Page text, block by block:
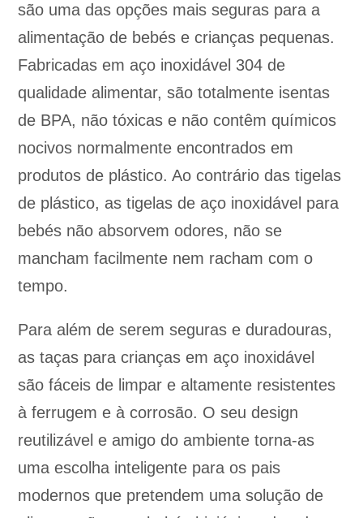
são uma das opções mais seguras para a
alimentação de bebés e crianças pequenas.
Fabricadas em aço inoxidável 304 de
qualidade alimentar, são totalmente isentas
de BPA, não tóxicas e não contêm químicos
nocivos normalmente encontrados em
produtos de plástico. Ao contrário das tigelas
de plástico, as tigelas de aço inoxidável para
bebés não absorvem odores, não se
mancham facilmente nem racham com o
tempo.
Para além de serem seguras e duradouras,
as taças para crianças em aço inoxidável
são fáceis de limpar e altamente resistentes
à ferrugem e à corrosão. O seu design
reutilizável e amigo do ambiente torna-as
uma escolha inteligente para os pais
modernos que pretendem uma solução de